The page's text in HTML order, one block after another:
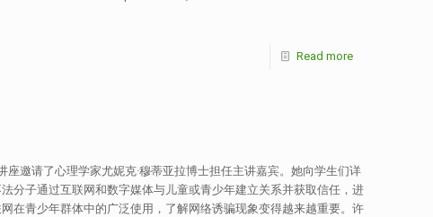
Read more
邀请了心理学家尤妮克·穆蒂亚拉博士担任主讲嘉宾。她向学生们详
分子通过互联网和数字媒体与儿童或青少年建立关系并获取信任，进
在青少年群体中的广泛使用，了解网络诱骗现象变得越来越重要。许